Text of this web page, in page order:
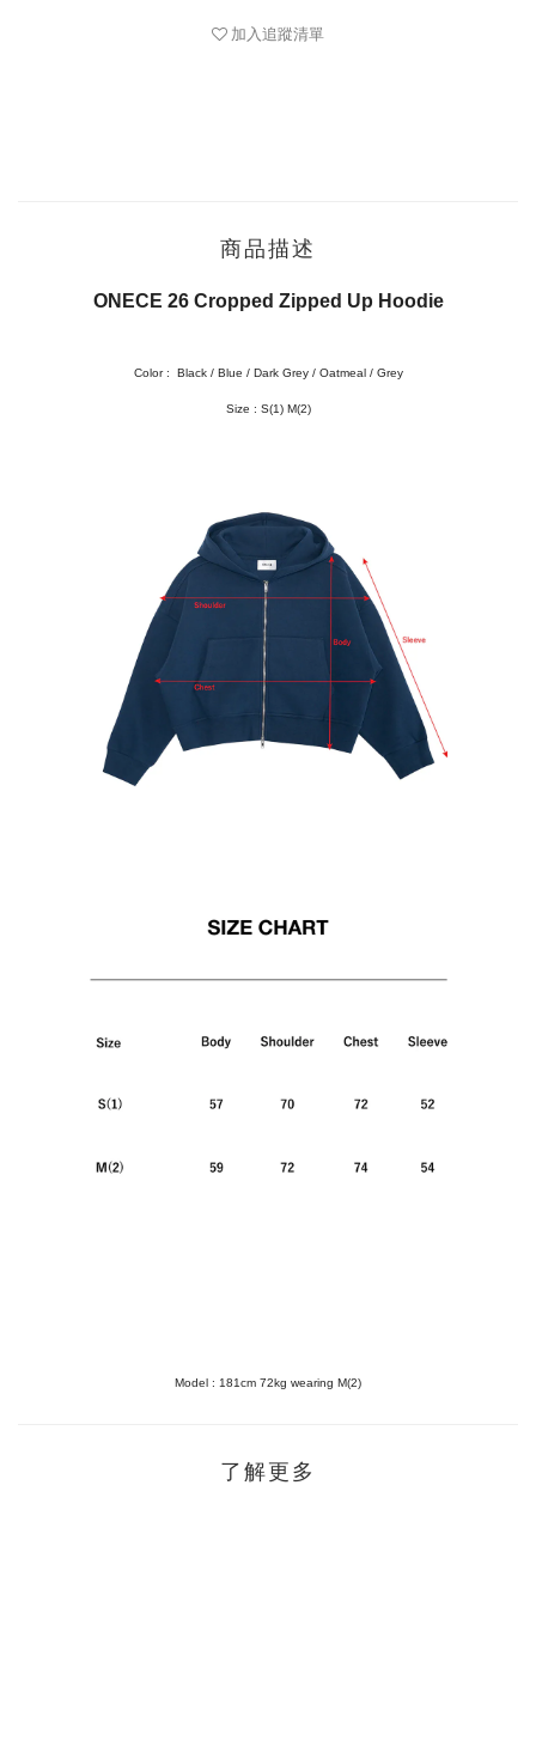
加入追蹤清單
商品描述
ONECE 26 Cropped Zipped Up Hoodie
Color : Black / Blue / Dark Grey / Oatmeal / Grey
Size : S(1) M(2)
Model : 181cm 72kg wearing M(2)
了解更多